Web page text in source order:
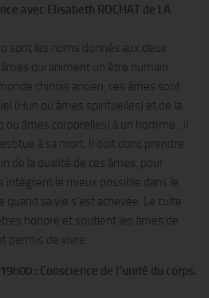
avec Elisabeth ROCHAT de LA
sont les noms donnés aux deux
qui animent un être humain.
chinois ancien, ces âmes sont
(Hun ou âmes spirituelles) et de la
ou âmes corporelles) à un homme ; il
à sa mort. Il doit donc prendre
de la qualité de ces âmes, pour
le mieux possible dans le
quand sa vie s’est achevée. Le culte
honore et soutient les âmes de
permis de vivre.
: Conscience de l’unité du corps.